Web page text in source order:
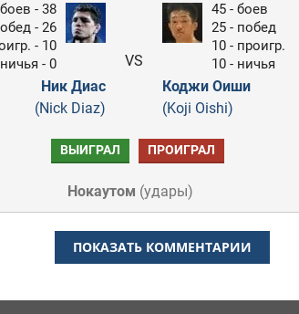
боев - 38
- 26
- 10
ничья - 0
Ник Диас
(Nick Diaz)
VS
45 - боев
25 - побед
10 - проигр.
10 - ничья
Коджи Оиши
(Koji Oishi)
ВЫИГРАЛ ПРОИГРАЛ
Нокаутом (удары)
ПОКАЗАТЬ КОММЕНТАРИИ